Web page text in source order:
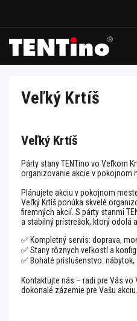
Veľký Krtíš
Veľký Krtíš
Párty stany TENTino vo Veľkom
organizovanie akcie v pokojnom
Plánujete akciu v pokojnom
Veľký Krtíš ponúka skvelé
firemných akcií. S párty stanmi
a stabilný prístrešok, ktorý odolá
✅ Kompletný servis: doprava,
✅ Stany rôznych veľkostí a
✅ Bohaté príslušenstvo:
Kontaktujte nás – radi pre Vás vo
dokonalé zázemie pre Vašu akciu.